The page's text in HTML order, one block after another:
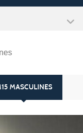
MASCULINES